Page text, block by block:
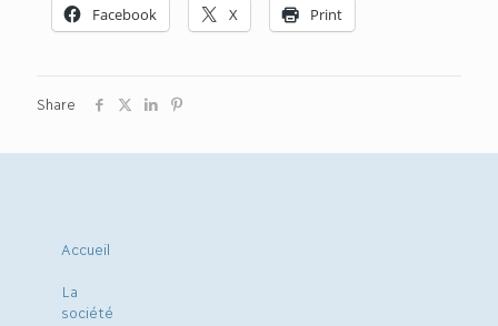
Facebook X Print
Share
Accueil
La
société